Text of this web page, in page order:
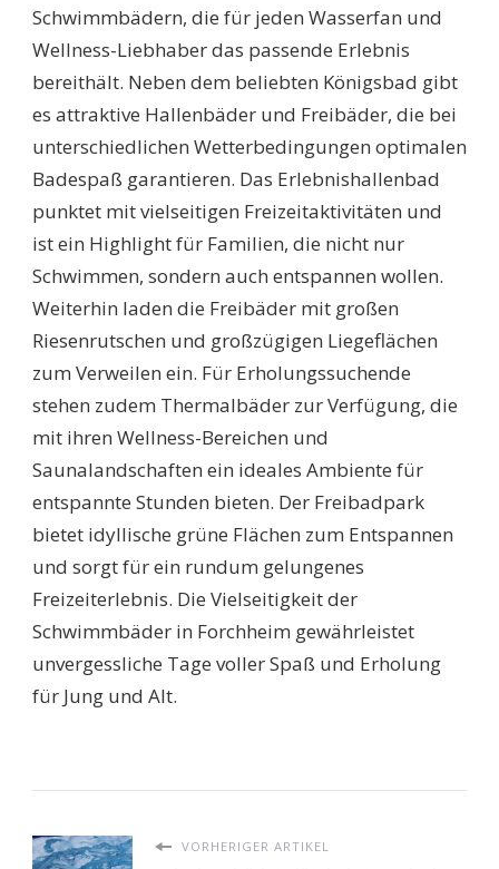
Schwimmbädern, die für jeden Wasserfan und
Wellness-Liebhaber das passende Erlebnis
bereithält. Neben dem beliebten Königsbad gibt
es attraktive Hallenbäder und Freibäder, die bei
unterschiedlichen Wetterbedingungen optimalen
Badespaß garantieren. Das Erlebnishallenbad
punktet mit vielseitigen Freizeitaktivitäten und
ist ein Highlight für Familien, die nicht nur
Schwimmen, sondern auch entspannen wollen.
Weiterhin laden die Freibäder mit großen
Riesenrutschen und großzügigen Liegeflächen
zum Verweilen ein. Für Erholungssuchende
stehen zudem Thermalbäder zur Verfügung, die
mit ihren Wellness-Bereichen und
Saunalandschaften ein ideales Ambiente für
entspannte Stunden bieten. Der Freibadpark
bietet idyllische grüne Flächen zum Entspannen
und sorgt für ein rundum gelungenes
Freizeiterlebnis. Die Vielseitigkeit der
Schwimmbäder in Forchheim gewährleistet
unvergessliche Tage voller Spaß und Erholung
für Jung und Alt.
VORHERIGER ARTIKEL